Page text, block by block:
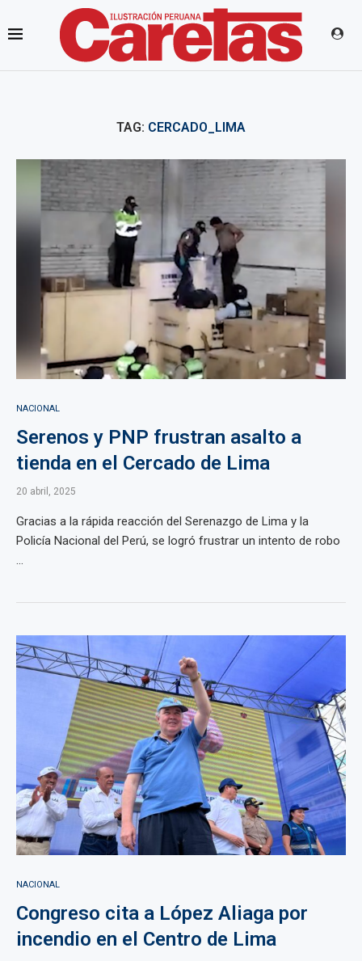
TAG: CERCADO_LIMA
NACIONAL
Serenos y PNP frustran asalto a
tienda en el Cercado de Lima
20 abril, 2025
Gracias a la rápida reacción del Serenazgo de Lima y la
Policía Nacional del Perú, se logró frustrar un intento de robo
...
NACIONAL
Congreso cita a López Aliaga por
incendio en el Centro de Lima